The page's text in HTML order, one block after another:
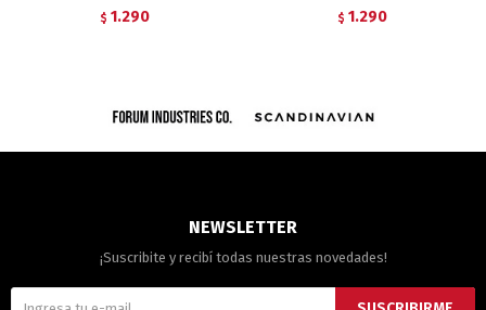
$ 1.290 $ 1.290
NEWSLETTER
¡Suscribite y recibí todas nuestras novedades!